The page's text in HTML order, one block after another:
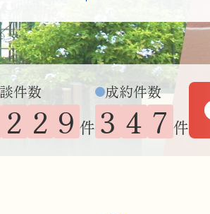
件数
2 2 9 件
成約件数
3 4 7 件